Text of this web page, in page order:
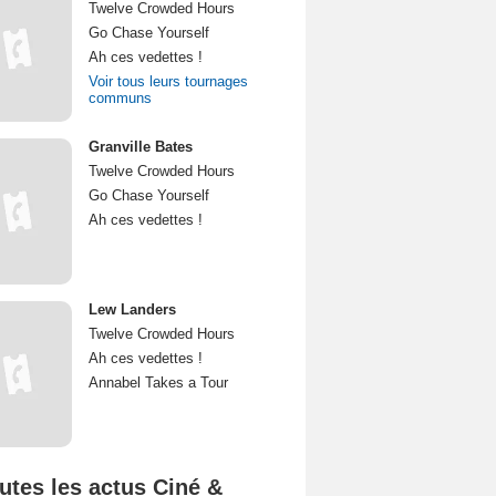
Twelve Crowded Hours
Go Chase Yourself
Ah ces vedettes !
Voir tous leurs tournages
communs
Granville Bates
Twelve Crowded Hours
Go Chase Yourself
Ah ces vedettes !
Lew Landers
Twelve Crowded Hours
Ah ces vedettes !
Annabel Takes a Tour
les actus Ciné &